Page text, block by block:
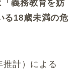
義務教育を妨
る18歳未満の危
計）による